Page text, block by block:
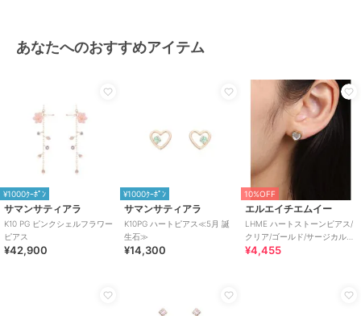
あなたへのおすすめアイテム
¥1000ｸｰﾎﾟﾝ
サマンサティアラ
K10 PG ピンクシェルフラワー
ピアス
¥42,900
¥1000ｸｰﾎﾟﾝ
サマンサティアラ
K10PG ハートピアス≪5月 誕
生石≫
¥14,300
10%OFF
エルエイチエムイー
LHME ハートストーンピアス/
クリア/ゴールド/サージカルス
テンレス 金属アレルギー対応
¥4,455